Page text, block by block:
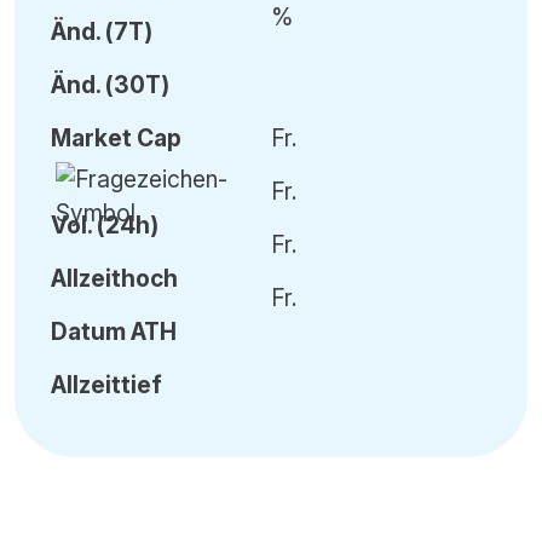
Änd. (7T)
Änd. (30T)
%
Market Cap
Vol.(24h)
Allzeithoch
DatumATH
Allzeittief
Fr.
Fr.
Fr.
Fr.